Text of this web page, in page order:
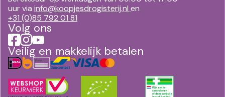
uur via info@koopjesdrogisterij.nl en
+31 (0)85 792 01 81
Volg ons
Veilig en makkelijk betalen